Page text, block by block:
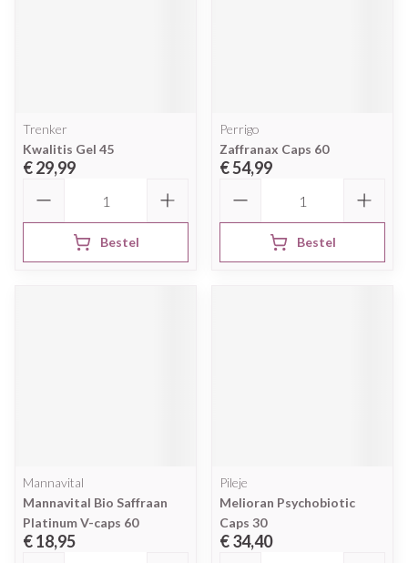
Trenker
Kwalitis Gel 45
€ 29,99
Bestel
Perrigo
Zaffranax Caps 60
€ 54,99
Bestel
Mannavital
Mannavital Bio Saffraan
Platinum V-caps 60
€ 18,95
Pileje
Melioran Psychobiotic
Caps 30
€ 34,40